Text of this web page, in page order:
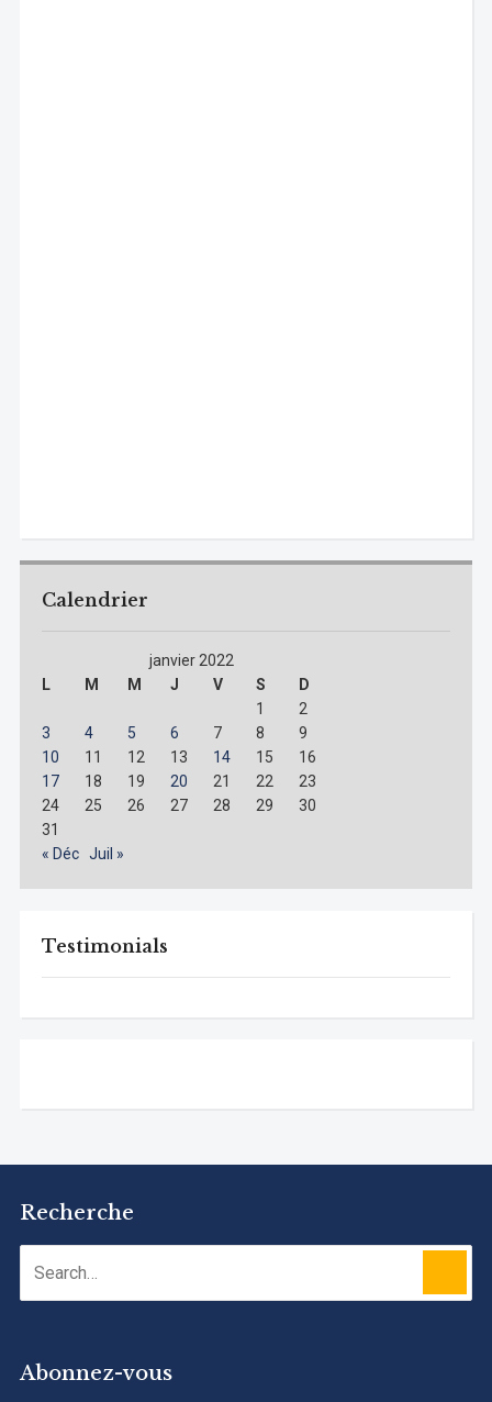
Calendrier
janvier 2022
L
M M J V S
D
1
2
3
4 5 6 7 8
9
10
11 12 13 14 15
16
17
18 19 20 21 22
23
24
25 26 27 28 29
30
31
« Déc Juil »
Testimonials
Recherche
Abonnez-vous